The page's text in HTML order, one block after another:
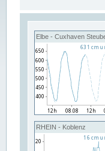
Elbe - Cuxhaven
RHEIN - Koblenz